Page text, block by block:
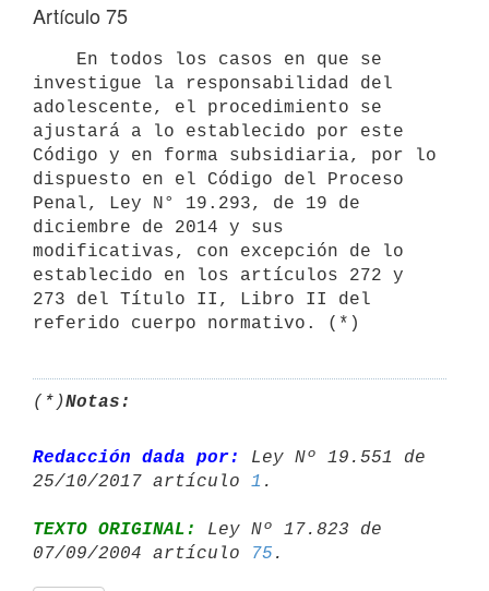
Artículo 75
investigue la responsabilidad del
adolescente, el procedimiento se
ajustará a lo establecido por este
Código y en forma subsidiaria, por lo
dispuesto en el Código del Proceso
Penal, Ley N° 19.293, de 19 de
diciembre de 2014 y sus
modificativas, con excepción de lo
establecido en los artículos 272 y
273 del Título II, Libro II del
(*)Notas:
Redacción dada por:
Ley Nº 19.551 de
25/10/2017 artículo 1
TEXTO ORIGINAL:
Ley Nº 17.823 de
07/09/2004 artículo
75